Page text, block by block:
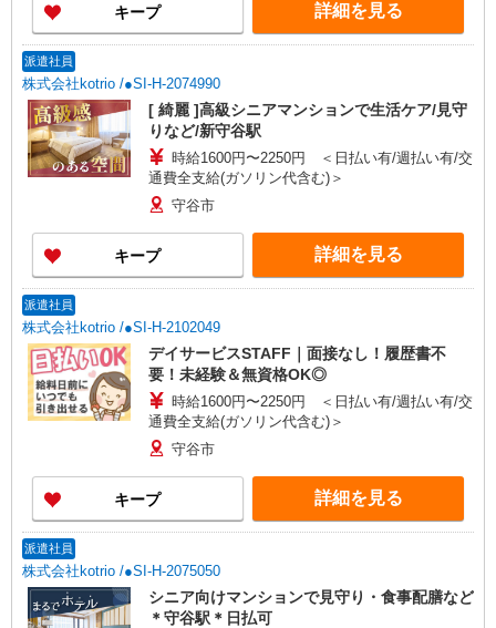
キープ 詳細を見る
派遣社員
株式会社kotrio /●SI-H-2074990
[ 綺麗 ]高級シニアマンションで生活ケア/見守
りなど/新守谷駅
時給1600円〜2250円 ＜日払い有/週払い有/交
通費全支給(ガソリン代含む)＞
守谷市
キープ 詳細を見る
派遣社員
株式会社kotrio /●SI-H-2102049
デイサービスSTAFF｜面接なし！履歴書不
要！未経験＆無資格OK◎
時給1600円〜2250円 ＜日払い有/週払い有/交
通費全支給(ガソリン代含む)＞
守谷市
キープ 詳細を見る
派遣社員
株式会社kotrio /●SI-H-2075050
シニア向けマンションで見守り・食事配膳など
＊守谷駅＊日払可